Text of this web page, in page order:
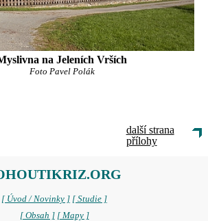
na Jeleních Vrších
Foto Pavel Polák
další strana
přílohy
[ Úvod / Novinky ] [ Studie ]
[ Obsah ] [ Mapy ]